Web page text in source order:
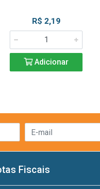
R$ 2,19
Adicionar
Fiscais